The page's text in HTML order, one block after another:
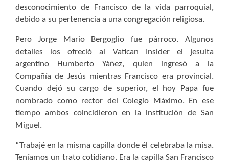
desconocimiento de Francisco de la vida parroquial,
debido a su pertenencia a una congregación religiosa.
Pero Jorge Mario Bergoglio fue párroco. Algunos
detalles los ofreció al Vatican Insider el jesuita
argentino
Humberto Yáñez, quien ingresó a la
Compañía de Jesús mientras Francisco era provincial.
Cuando dejó su cargo de superior, el hoy Papa fue
nombrado como rector del Colegio Máximo. En ese
tiempo ambos coincidieron en la institución de San
Miguel.
“Trabajé en la misma capilla donde él celebraba la misa.
Teníamos un trato cotidiano. Era la capilla San Francisco